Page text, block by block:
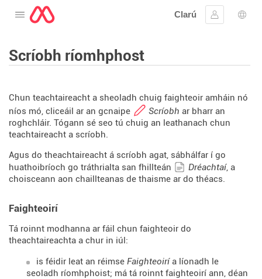
Oscail an roghchlár
Clarú
Sínigh
Scríobh ríomhphost
Chun teachtaireacht a sheoladh chuig faighteoir amháin nó
níos mó, cliceáil ar an gcnaipe
Scríobh ar bharr an
roghchláir. Tógann sé seo tú chuig an leathanach chun
teachtaireacht a scríobh.
Agus do theachtaireacht á scríobh agat, sábhálfar í go
huathoibríoch go tráthrialta san fhillteán
Dréachtaí, a
choisceann aon chaillteanas de thaisme ar do théacs.
Faighteoirí
Tá roinnt modhanna ar fáil chun faighteoir do
theachtaireachta a chur in iúl:
is féidir leat an réimse Faighteoiría líonadh le
seoladh ríomhphoist; má tá roinnt faighteoirí ann, déan